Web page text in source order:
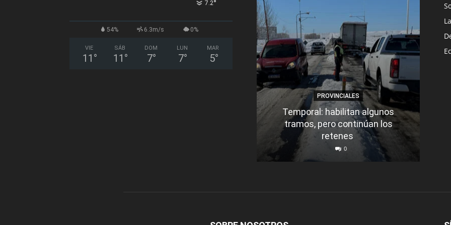
7.2°
54% 6.3m/s 0%
VIE
11 °
SÁB
11 °
DOM
7°
LUN
7°
MAR
5°
PROVINCIALES
Temporal: habilitan algunos
tramos, pero continúan los
retenes
0